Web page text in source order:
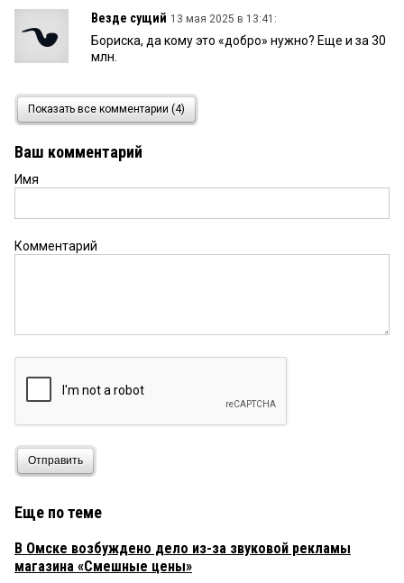
Везде сущий 13 мая 2025 в 13:41:
Бориска, да кому это «добро» нужно? Еще и за 30
млн.
1 мая 2025 в 02:32:
Под какого то интересанта извещение
Подешевле купить хотят...
Показать все комментарии (4)
Ваш комментарий
Имя
Комментарий
Отправить
Еще по теме
В Омске возбуждено дело из-за звуковой рекламы
магазина «Смешные цены»